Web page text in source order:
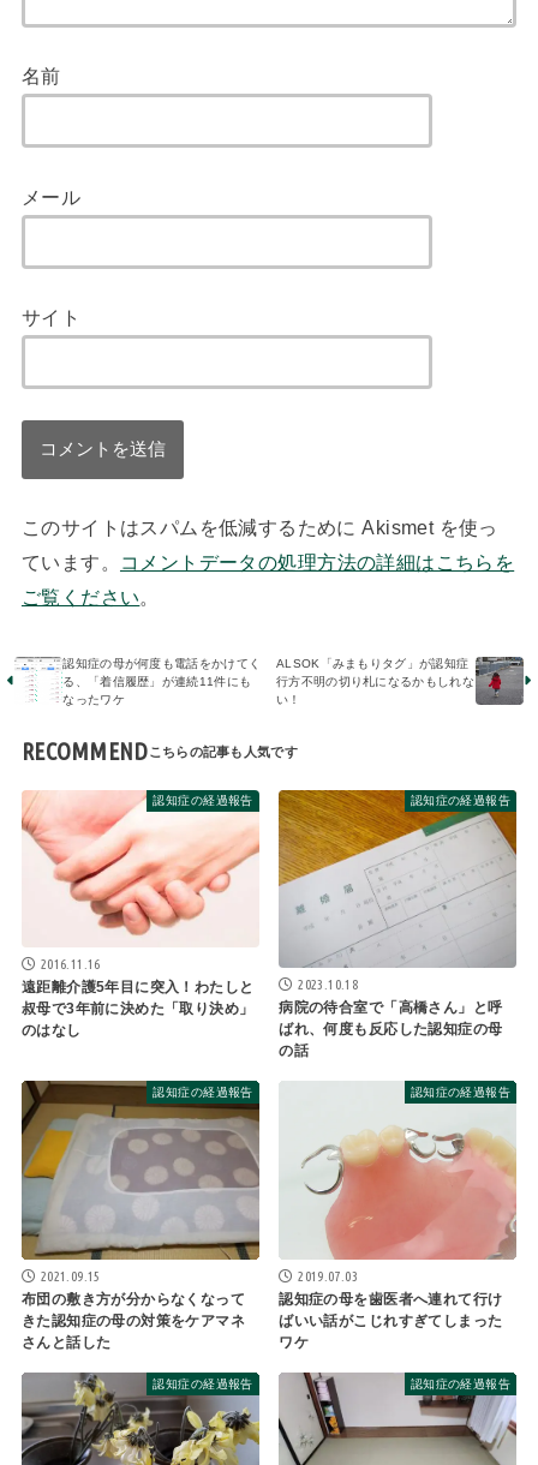
名前
メール
サイト
このサイトはスパムを低減するために Akismet を使っ
ています。
コメントデータの処理方法の詳細はこちらを
ご覧ください。
認知症の母が何度も電話をかけてく
る、「着信履歴」が連続11件にも
なったワケ
ALSOK「みまもりタグ」が認知症
行方不明の切り札になるかもしれな
い！
RECOMMEND
認知症の経過報告
2016.11.16
遠距離介護5年目に突入！わたしと
叔母で3年前に決めた「取り決め」
のはなし
認知症の経過報告
2023.10.18
病院の待合室で「高橋さん」と呼
ばれ、何度も反応した認知症の母
の話
認知症の経過報告
2021.09.15
布団の敷き方が分からなくなって
きた認知症の母の対策をケアマネ
さんと話した
認知症の経過報告
2019.07.03
認知症の母を歯医者へ連れて行け
ばいい話がこじれすぎてしまった
ワケ
認知症の経過報告 認知症の経過報告